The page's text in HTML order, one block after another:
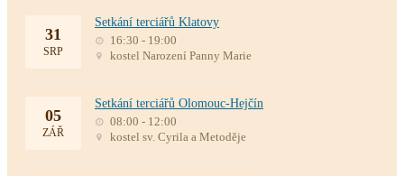
31
SRP
Setkání terciářů Klatovy
16:30 - 19:00
kostel Narození Panny Marie
05
ZÁŘ
Setkání terciářů Olomouc-Hejčín
08:00 - 12:00
kostel sv. Cyrila a Metoděje